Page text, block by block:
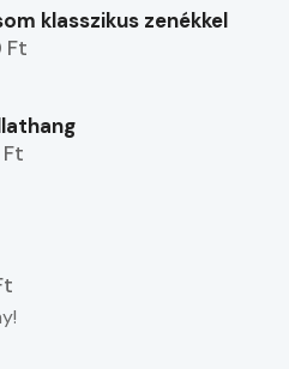
klasszikus zenékkel
Ft
Ft